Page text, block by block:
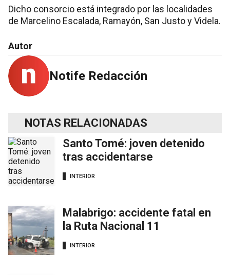
Dicho consorcio está integrado por las localidades
de Marcelino Escalada, Ramayón, San Justo y Videla.
Autor
Notife Redacción
NOTAS RELACIONADAS
Santo Tomé: joven detenido
tras accidentarse
INTERIOR
Malabrigo: accidente fatal en
la Ruta Nacional 11
INTERIOR